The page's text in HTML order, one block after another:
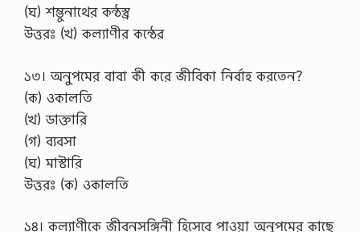
(ঘ) শম্ভুনাথের কন্ঠস্ব্র
উত্তরঃ (খ) কল্যাণীর কন্ঠের
১৩। অনুপমের বাবা কী করে জীবিকা নির্বাহ করতেন?
(ক) ওকালতি
(খ) ডাক্তারি
(গ) ব্যবসা
(ঘ) মাস্টারি
উত্তরঃ (ক) ওকালতি
১৪। কল্যাণীকে জীবনসঙ্গিনী হিসেবে পাওয়া অনুপমের কাছে